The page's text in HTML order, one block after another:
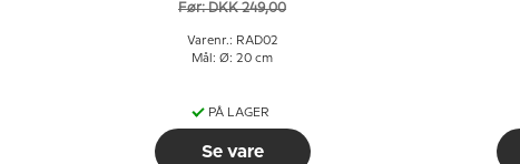
Før: DKK 249,00
Varenr.: RAD02
Mål: Ø: 20 cm
PÅ LAGER
Se vare